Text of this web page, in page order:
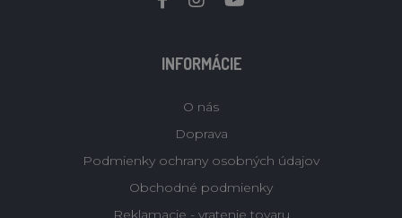
INFORMÁCIE
O nás
Doprava
Podmienky ochrany osobných údajov
Obchodné podmienky
Reklamacie - vratenie tovaru